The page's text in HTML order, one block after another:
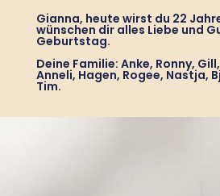
Gianna, heute wirst du 22
wünschen dir alles Liebe und
Geburtstag.
Deine Familie: Anke, Ronny,
Anneli, Hagen, Rogee, Nastja,
Tim.